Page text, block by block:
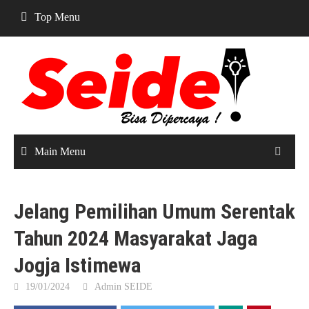
content
Top Menu
Main Menu
Jelang Pemilihan Umum Serentak
Tahun 2024 Masyarakat Jaga
Jogja Istimewa
19/01/2024 Admin SEIDE